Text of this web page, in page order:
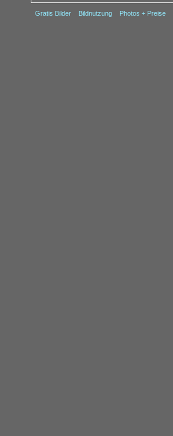
Gratis Bilder Bildnutzung Photos + Preise